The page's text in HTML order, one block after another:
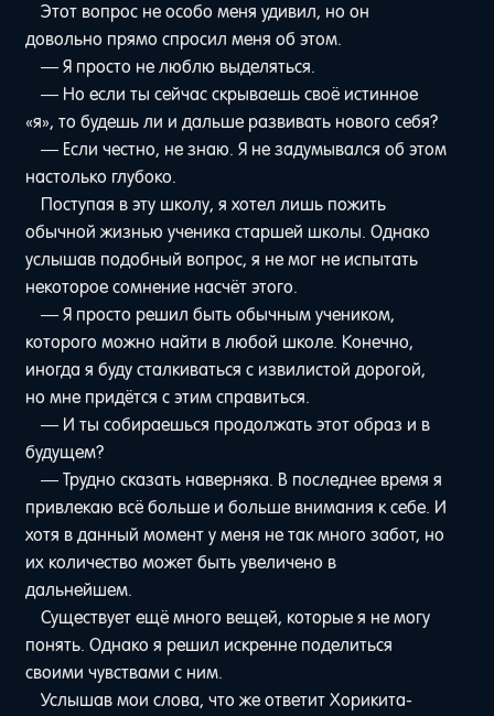
Этот вопрос не особо меня удивил, но он
довольно прямо спросил меня об этом.
— Я просто не люблю выделяться.
— Но если ты сейчас скрываешь своё истинное
«я», то будешь ли и дальше развивать нового себя?
— Если честно, не знаю. Я не задумывался об этом
настолько глубоко.
Поступая в эту школу, я хотел лишь пожить
обычной жизнью ученика старшей школы. Однако
услышав подобный вопрос, я не мог не испытать
некоторое сомнение насчёт этого.
— Я просто решил быть обычным учеником,
которого можно найти в любой школе. Конечно,
иногда я буду сталкиваться с извилистой дорогой,
но мне придётся с этим справиться.
— И ты собираешься продолжать этот образ и в
будущем?
— Трудно сказать наверняка. В последнее время я
привлекаю всё больше и больше внимания к себе. И
хотя в данный момент у меня не так много забот, но
их количество может быть увеличено в
дальнейшем.
Существует ещё много вещей, которые я не могу
понять. Однако я решил искренне поделиться
своими чувствами с ним.
Услышав мои слова, что же ответит Хорикита-